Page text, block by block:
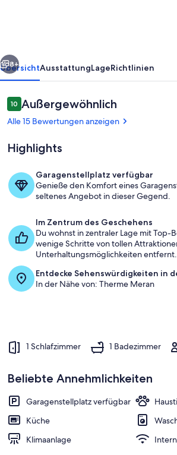
Rennweg
114
foto
Weiter
8+
ÜbersichtAusstattungLageRichtlinien
Bewertungen
1010 von 10.
Außergewöhnlich
Alle 15 Bewertungen anzeigen
Highlights
Garagenstellplatz verfügbar
Genieße den Komfort eines
seltenes Angebot in dieser Gegend.
Im Zentrum des Geschehens
Du wohnst in zentraler Lage mit Top-
wenige Schritte von tollen
Unterhaltungsmöglichkeiten entfernt.
Entdecke Sehenswürdigkeiten in
In der Nähe von: Therme Meran
1 Schlafzimmer 1 Badezimmer
Beliebte Annehmlichkeiten
Garagenstellplatz verfügbar
Küche
Klimaanlage